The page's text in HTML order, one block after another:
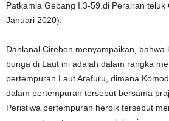
Patkamla Gebang I.3-59.di Perairan teluk
Januari 2020).
Danlanal Cirebon menyampaikan, bahwa
bunga di Laut ini adalah dalam rangka
pertempuran Laut Arafuru, dimana
dalam pertempuran tersebut bersama
Peristiwa pertempuran heroik tersebut